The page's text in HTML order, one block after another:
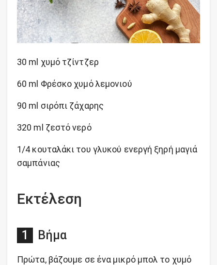
30 ml χυμό τζίντζερ
60 ml Φρέσκο χυμό λεμονιού
90 ml σιρόπι ζάχαρης
320 ml ζεστό νερό
1/4 κουταλάκι του γλυκού ενεργή ξηρή μαγιά
σαμπάνιας
Εκτέλεση
Βήμα
Πρώτα, βάζουμε σε ένα μικρό μπολ το χυμό